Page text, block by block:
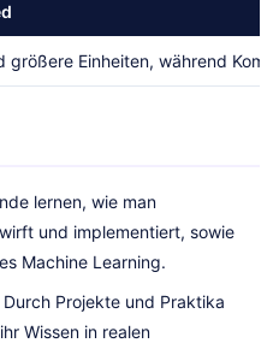
größere Einheiten, während
lernen, wie man
und implementiert, sowie
Machine Learning.
Durch Projekte und Praktika
Wissen in realen